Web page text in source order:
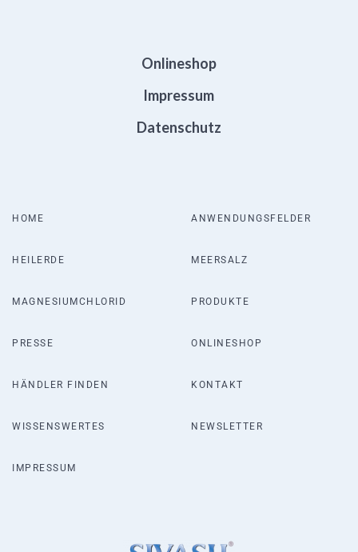
Onlineshop
Impressum
Datenschutz
HOME ANWENDUNGSFELDER
HEILERDE MEERSALZ
MAGNESIUMCHLORID PRODUKTE
PRESSE ONLINESHOP
HÄNDLER FINDEN KONTAKT
WISSENSWERTES NEWSLETTER
IMPRESSUM